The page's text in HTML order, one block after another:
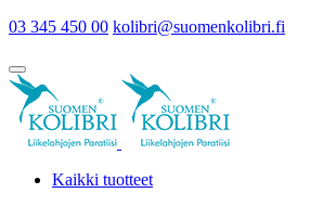
03 345 450 00 kolibri@suomenkolibri.fi
Kaikki tuotteet